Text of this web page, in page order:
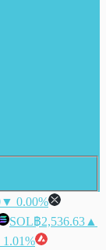
▼ 0.00%
SOL฿2,536.63 ▲